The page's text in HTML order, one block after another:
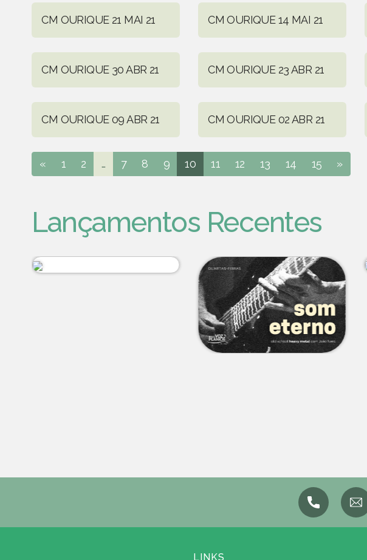
CM OURIQUE 21 MAI 21 CM OURIQUE 14 MAI 21
CM OURIQUE 30 ABR 21 CM OURIQUE 23 ABR 21
CM OURIQUE 09 ABR 21 CM OURIQUE 02 ABR 21
« 1 2 ... 7 8 9 10 11 12 13 14 15 »
Lançamentos Recentes
LINKS